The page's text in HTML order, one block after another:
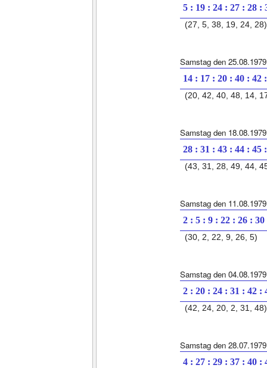
5 : 19 : 24 : 27 : 28 :
(27, 5, 38, 19, 24, 28)
Samstag den 25.08.1979
14 : 17 : 20 : 40 : 42
(20, 42, 40, 48, 14,
Samstag den 18.08.1979
28 : 31 : 43 : 44 : 45
(43, 31, 28, 49, 44,
Samstag den 11.08.1979
2 : 5 : 9 : 22 : 26 : 30
(30, 2, 22, 9, 26, 5)
Samstag den 04.08.1979
2 : 20 : 24 : 31 : 42 :
(42, 24, 20, 2, 31, 48)
Samstag den 28.07.1979
4 : 27 : 29 : 37 : 40 :